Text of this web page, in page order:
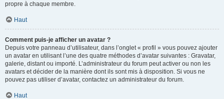
propre à chaque membre.
Haut
Comment puis-je afficher un avatar ?
Depuis votre panneau d’utilisateur, dans l’onglet « profil » vous pouvez ajouter
un avatar en utilisant l’une des quatre méthodes d’avatar suivantes : Gravatar,
galerie, distant ou importé. L’administrateur du forum peut activer ou non les
avatars et décider de la manière dont ils sont mis à disposition. Si vous ne
pouvez pas utiliser d’avatar, contactez un administrateur du forum.
Haut